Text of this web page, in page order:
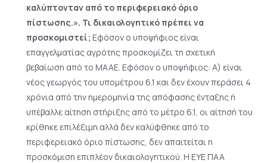
καλύπτονταν από το περιφερειακό όριο
πίστωσης.». Τι δικαιολογητικό πρέπει να
προσκομιστεί; Εφόσον ο υποψήφιος είναι
επαγγελματίας αγρότης προσκομίζει τη σχετική
βεβαίωση από το ΜΑΑΕ. Εφόσον ο υποψήφιος: Α) είναι
νέος γεωργός του υπομέτρου 6.1 και δεν έχουν περάσει 4
χρόνια από την ημερομηνία της απόφασης ένταξης ή
υπέβαλλε αίτηση στήριξης από το μέτρο 6.1, οι αίτησή του
κρίθηκε επιλέξιμη αλλά δεν καλύφθηκε από το
περιφερειακό όριο πίστωσης, δεν απαιτείται η
προσκόμιση επιπλέον δικαιολογητικού. Η ΕΥΕ ΠΑΑ